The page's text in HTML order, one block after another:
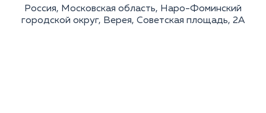
Россия, Московская область, Наро-Фоминский
городской округ, Верея, Советская площадь, 2А